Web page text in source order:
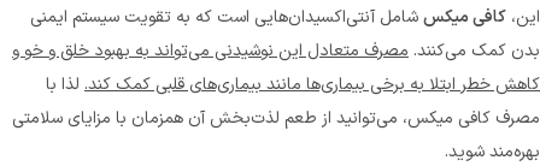
این، کافی میکسشامل آنتی‌اکسیدان‌هایی است که به تقویت سیستم ایمنی
بدن کمک می‌کنند. مصرف متعادل این نوشیدنی می‌تواند به بهبود خلق و خو و
کاهش خطر ابتلا به برخی بیماری‌ها مانند بیماری‌های قلبی کمک کند. لذا با
مصرف کافی میکس، می‌توانید از طعم لذت‌بخش آن همزمان با مزایای سلامتی
بهره‌مند شوید.